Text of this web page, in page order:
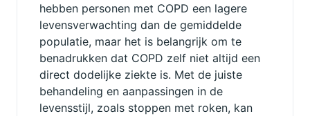
hebben personen met COPD een lagere
levensverwachting dan de gemiddelde
populatie, maar het is belangrijk om te
benadrukken dat COPD zelf niet altijd een
direct dodelijke ziekte is. Met de juiste
behandeling en aanpassingen in de
levensstijl, zoals stoppen met roken, kan